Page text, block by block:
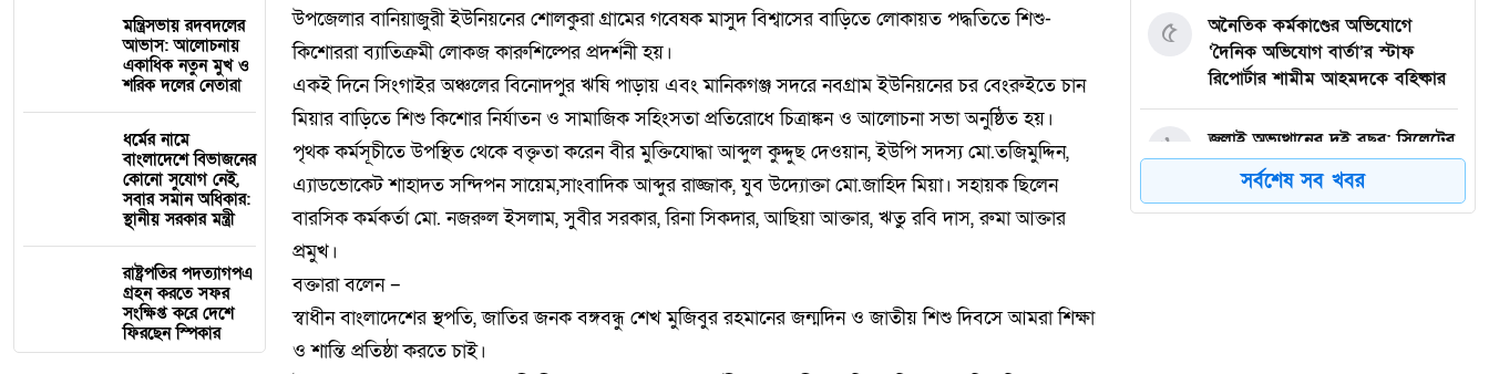
মন্ত্রিসভায় রদবদলের
আভাস: আলোচনায়
একাধিক নতুন মুখ ও
শরিক দলের নেতারা
ধর্মের নামে
বাংলাদেশে বিভাজনের
কোনো সুযোগ নেই,
সবার সমান অধিকার:
স্থানীয় সরকার মন্ত্রী
রাষ্ট্রপতির পদত্যাগপএ
গ্রহন করতে সফর
সংক্ষিপ্ত করে দেশে
ফিরছেন স্পিকার
উপজেলার বানিয়াজুরী ইউনিয়নের শোলকুরা গ্রামের গবেষক মাসুদ বিশ্বাসের বাড়িতে লোকায়ত পদ্ধতিতে শিশু-
কিশোররা ব্যাতিক্রমী লোকজ কারুশিল্পের প্রদর্শনী হয়।
একই দিনে সিংগাইর অঞ্চলের বিনোদপুর ঋষি পাড়ায় এবং মানিকগঞ্জ সদরে নবগ্রাম ইউনিয়নের চর বেংরুইতে চান
মিয়ার বাড়িতে শিশু কিশোর নির্যাতন ও সামাজিক সহিংসতা প্রতিরোধে চিত্রাঙ্কন ও আলোচনা সভা অনুষ্ঠিত হয়।
পৃথক কর্মসূচীতে উপস্থিত থেকে বক্তৃতা করেন বীর মুক্তিযোদ্ধা আব্দুল কুদ্দুছ দেওয়ান, ইউপি সদস্য মো.তজিমুদ্দিন,
এ্যাডভোকেট শাহাদত সন্দিপন সায়েম,সাংবাদিক আব্দুর রাজ্জাক, যুব উদ্যোক্তা মো.জাহিদ মিয়া। সহায়ক ছিলেন
বারসিক কর্মকর্তা মো. নজরুল ইসলাম, সুবীর সরকার, রিনা সিকদার, আছিয়া আক্তার, ঋতু রবি দাস, রুমা আক্তার
প্রমুখ।
বক্তারা বলেন –
স্বাধীন বাংলাদেশের স্থপতি, জাতির জনক বঙ্গবন্ধু শেখ মুজিবুর রহমানের জন্মদিন ও জাতীয় শিশু দিবসে আমরা শিক্ষা
ও শান্তি প্রতিষ্ঠা করতে চাই।
অনৈতিক কর্মকাণ্ডের অভিযোগে
‘দৈনিক অভিযোগ বার্তা’র স্টাফ
রিপোর্টার শামীম আহমদকে বহিষ্কার
৫
জুলাই অভ্যুত্থানের দুই বছর: সিলেটের
সাবেক মন্ত্রী-এমপিরা কে কোথায়? ​
৬
সর্বশেষ সব খবর